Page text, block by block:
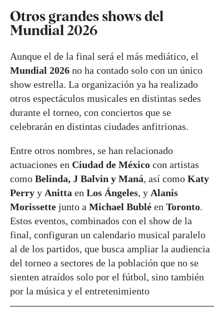
Otros grandes shows del
Mundial 2026
Aunque el de la final será el más mediático, el
Mundial 2026 no ha contado solo con un único
show estrella. La organización ya ha realizado
otros espectáculos musicales en distintas sedes
durante el torneo, con conciertos que se
celebrarán en distintas ciudades anfitrionas.
Entre otros nombres, se han relacionado
actuaciones en Ciudad de México con artistas
como Belinda, J Balvin y Maná, así como Katy
Perry y Anitta en Los Ángeles, y Alanis
Morissette junto a Michael Bublé en Toronto.
Estos eventos, combinados con el show de la
final, configuran un calendario musical paralelo
al de los partidos, que busca ampliar la audiencia
del torneo a sectores de la población que no se
sienten atraídos solo por el fútbol, sino también
por la música y el entretenimiento